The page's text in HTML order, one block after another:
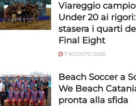
Viareggio
Under 20 ai rigori:
stasera i quarti
Final Eight
7 AGOSTO 2026
Beach Soccer a
We Beach
pronta alla sfida